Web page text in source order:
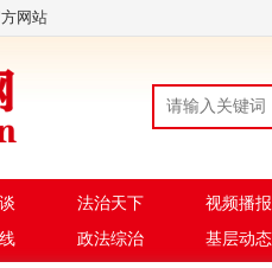
网站
法治天下 视频播报
政法综治 基层动态